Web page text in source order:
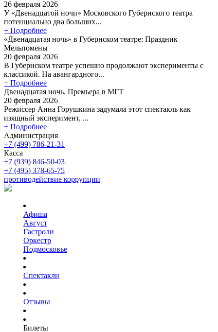
26 февраля 2026
У «Двенадцатой ночи» Московского Губернского театра
потенциально два больших...
+ Подробнее
«Двенадцатая ночь» в Губернском театре: Праздник
Мельпомены
20 февраля 2026
В Губернском театре успешно продолжают эксперименты с
классикой. На авангардного...
+ Подробнее
Двенадцатая ночь. Премьера в МГТ
20 февраля 2026
Режиссер Анна Горушкина задумала этот спектакль как
изящный эксперимент, ...
+ Подробнее
Администрация
+7 (499) 786-21-31
Касса
+7 (939) 846-50-03
+7 (495) 378-65-75
противодействие коррупции
Афиша
Август
Гастроли
Оркестр
Подмосковье
Спектакли
Отзывы
Билеты